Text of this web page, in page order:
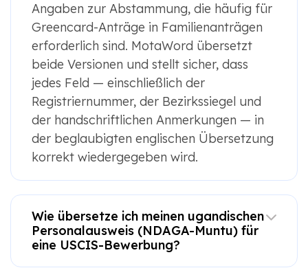
Angaben zur Abstammung, die häufig für
Greencard-Anträge in Familienanträgen
erforderlich sind. MotaWord übersetzt
beide Versionen und stellt sicher, dass
jedes Feld — einschließlich der
Registriernummer, der Bezirkssiegel und
der handschriftlichen Anmerkungen — in
der beglaubigten englischen Übersetzung
korrekt wiedergegeben wird.
Wie übersetze ich meinen ugandischen
Personalausweis (NDAGA-Muntu) für
eine USCIS-Bewerbung?